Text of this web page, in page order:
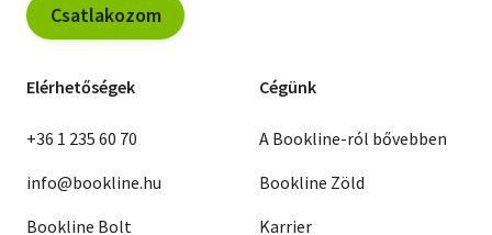
Csatlakozom
Elérhetőségek
+36 1 235 60 70
info@bookline.hu
Bookline Bolt
Cégünk
A Bookline-ról bővebben
Bookline Zöld
Karrier